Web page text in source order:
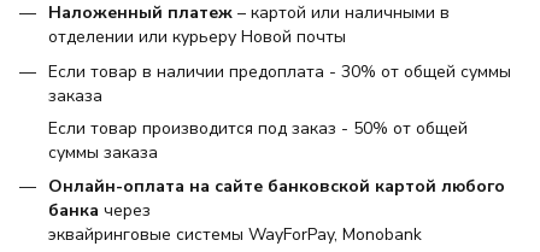
Наложенный платеж – картой или наличными в
отделении или курьеру Новой почты
Если товар в наличии предоплата - 30% от общей суммы
заказа
Если товар производится под заказ - 50% от общей
суммы заказа
Онлайн-оплата на сайте банковской картой любого
банка через
эквайринговые системы WayForPay, Monobank